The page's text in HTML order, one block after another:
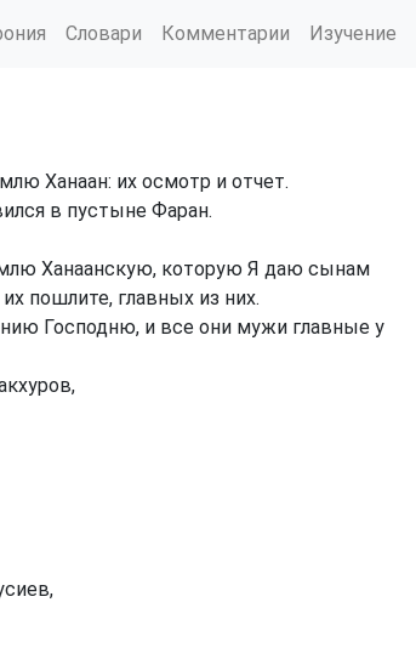
Словари Комментарии Изучение
Ханаан: их осмотр и отчет.
в пустыне Фаран.
Ханаанскую, которую Я даю сынам
пошлите, главных из них.
Господню, и все они мужи главные у